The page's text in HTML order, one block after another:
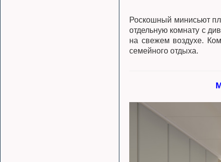
Роскошный минисьют
отдельную комнату с
на свежем воздухе.
семейного отдыха.